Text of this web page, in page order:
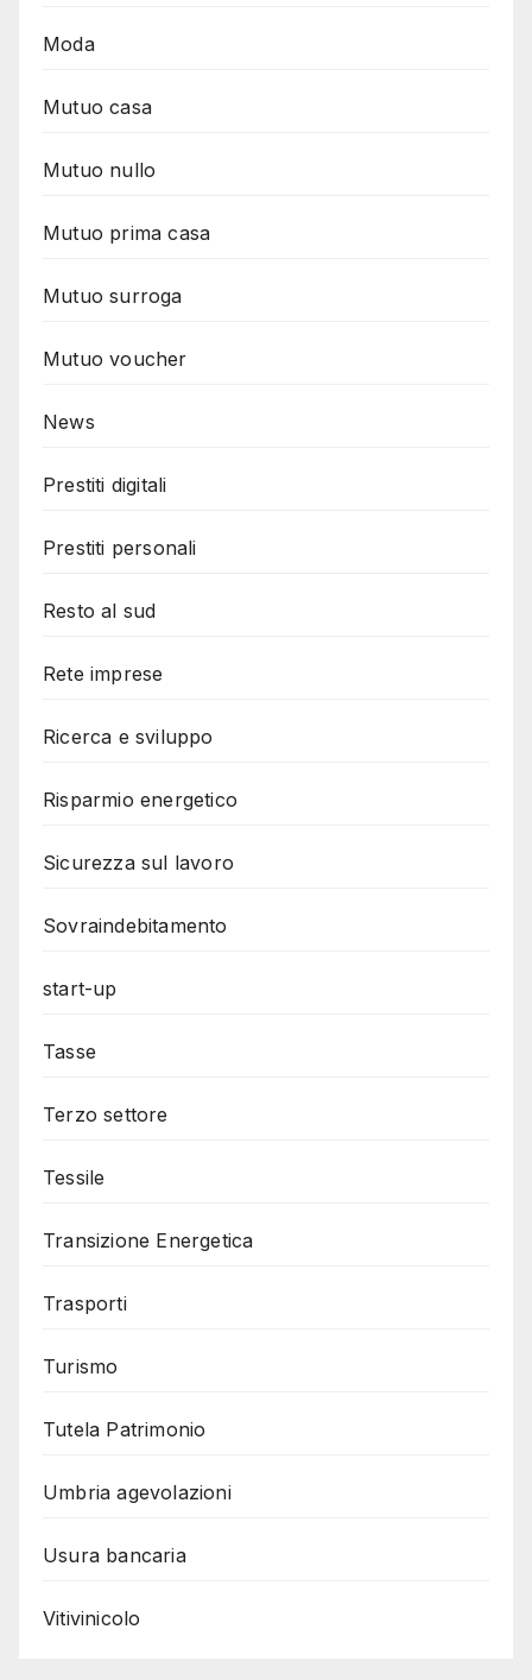
Moda
Mutuo casa
Mutuo nullo
Mutuo prima casa
Mutuo surroga
Mutuo voucher
News
Prestiti digitali
Prestiti personali
Resto al sud
Rete imprese
Ricerca e sviluppo
Risparmio energetico
Sicurezza sul lavoro
Sovraindebitamento
start-up
Tasse
Terzo settore
Tessile
Transizione Energetica
Trasporti
Turismo
Tutela Patrimonio
Umbria agevolazioni
Usura bancaria
Vitivinicolo